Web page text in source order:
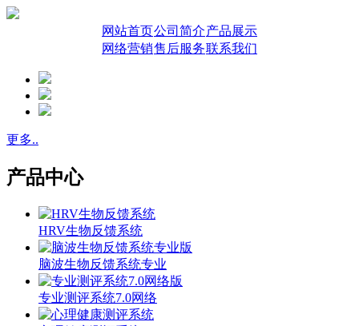
网站首页公司简介产品展示
网络营销售后服务联系我们
更多..
产品中心
HRV生物反馈系统
脑波生物反馈系统专业
专业测评系统7.0网络